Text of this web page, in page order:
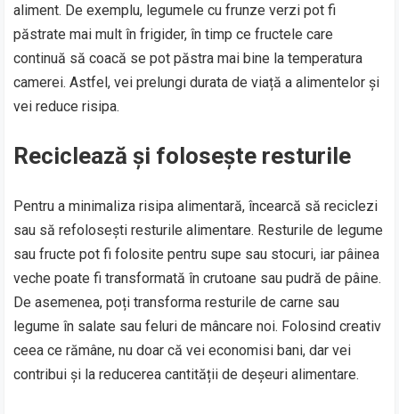
aliment. De exemplu, legumele cu frunze verzi pot fi
păstrate mai mult în frigider, în timp ce fructele care
continuă să coacă se pot păstra mai bine la temperatura
camerei. Astfel, vei prelungi durata de viață a alimentelor și
vei reduce risipa.
Reciclează și folosește resturile
Pentru a minimaliza risipa alimentară, încearcă să reciclezi
sau să refolosești resturile alimentare. Resturile de legume
sau fructe pot fi folosite pentru supe sau stocuri, iar pâinea
veche poate fi transformată în crutoane sau pudră de pâine.
De asemenea, poți transforma resturile de carne sau
legume în salate sau feluri de mâncare noi. Folosind creativ
ceea ce rămâne, nu doar că vei economisi bani, dar vei
contribui și la reducerea cantității de deșeuri alimentare.